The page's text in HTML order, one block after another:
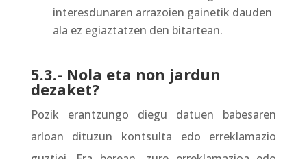
interesdunaren arrazoien gainetik dauden
ala ez egiaztatzen den bitartean.
5.3.- Nola eta non jardun
dezaket?
Pozik erantzungo diegu datuen babesaren
arloan dituzun kontsulta edo erreklamazio